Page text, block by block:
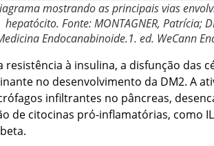
mostrando as principais vias
hepatócito. Fonte: MONTAGNER, Patrícia;
Endocanabinoide.1. ed. WeCann
resistência à insulina, a disfunção das
no desenvolvimento da DM2. A
infiltrantes no pâncreas,
de citocinas pró-inflamatórias, como